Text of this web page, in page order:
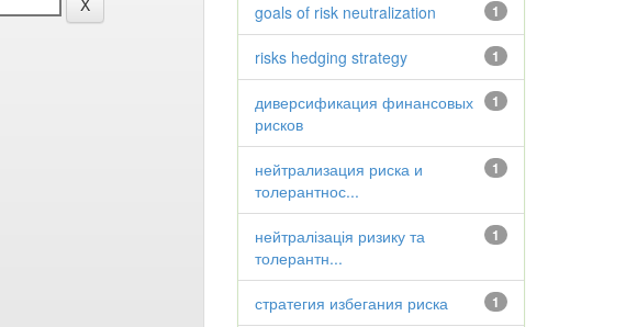
1
goals of risk neutralization
1
risks hedging strategy
1
диверсификация финансовых
рисков
1
нейтрализация риска и
толерантнос...
1
нейтралізація ризику та
толерантн...
1
стратегия избегания риска